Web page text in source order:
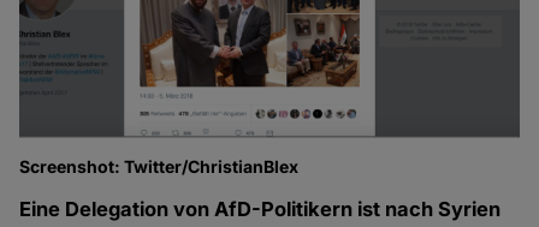
Screenshot: Twitter/ChristianBlex
Eine Delegation von AfD-Politikern ist nach Syrien